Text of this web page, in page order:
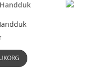
De
alternativen
på
produktsidan